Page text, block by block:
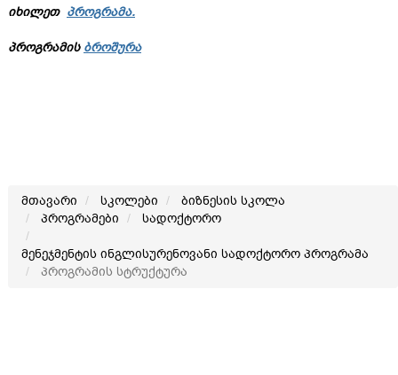
იხილეთ პროგრამა.
პროგრამის ბროშურა
მთავარი სკოლები
ბიზნესის სკოლა
პროგრამები
სადოქტორო
მენეჯმენტის ინგლისურენოვანი სადოქტორო პროგრამა
პროგრამის სტრუქტურა